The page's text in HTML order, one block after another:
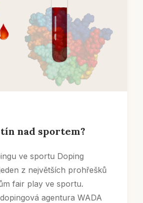
nad sportem?
ve sportu Doping
z největších prohřešků
fair play ve sportu.
agentura WADA